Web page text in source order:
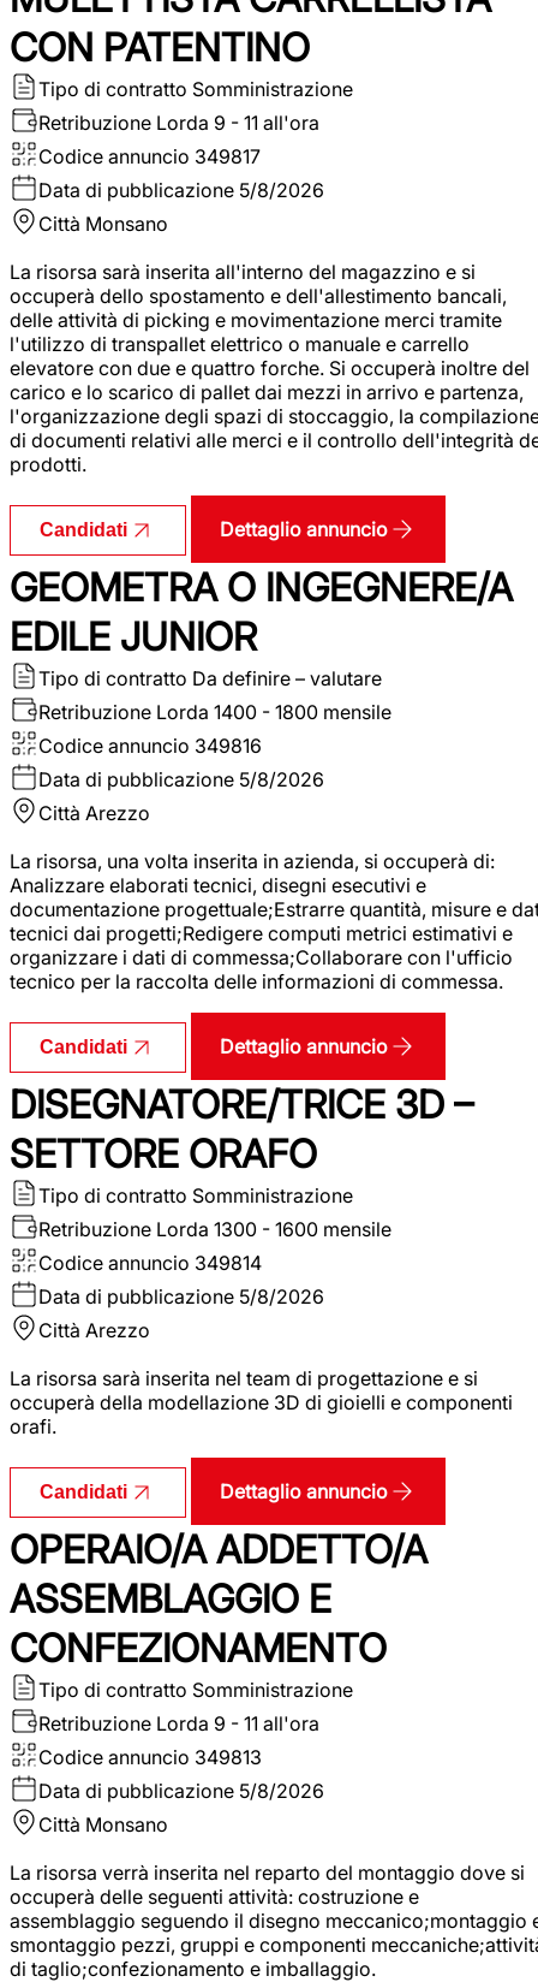
CON PATENTINO
Tipo di contratto Somministrazione
Retribuzione Lorda 9 - 11 all'ora
Codice annuncio 349817
Data di pubblicazione 5/8/2026
Città Monsano
La risorsa sarà inserita all'interno del magazzino e si
occuperà dello spostamento e dell'allestimento bancali,
delle attività di picking e movimentazione merci tramite
l'utilizzo di transpallet elettrico o manuale e carrello
elevatore con due e quattro forche. Si occuperà inoltre del
carico e lo scarico di pallet dai mezzi in arrivo e partenza,
l'organizzazione degli spazi di stoccaggio, la
di documenti relativi alle merci e il controllo dell'integrità
prodotti.
Candidati Dettaglio annuncio
GEOMETRA O INGEGNERE/A
EDILE JUNIOR
Tipo di contratto Da definire – valutare
Retribuzione Lorda 1400 - 1800 mensile
Codice annuncio 349816
Data di pubblicazione 5/8/2026
Città Arezzo
La risorsa, una volta inserita in azienda, si occuperà di:
Analizzare elaborati tecnici, disegni esecutivi e
documentazione progettuale;Estrarre quantità, misure e
tecnici dai progetti;Redigere computi metrici estimativi e
organizzare i dati di commessa;Collaborare con l'ufficio
tecnico per la raccolta delle informazioni di commessa.
Candidati Dettaglio annuncio
DISEGNATORE/TRICE 3D –
SETTORE ORAFO
Tipo di contratto Somministrazione
Retribuzione Lorda 1300 - 1600 mensile
Codice annuncio 349814
Data di pubblicazione 5/8/2026
Città Arezzo
La risorsa sarà inserita nel team di progettazione e si
occuperà della modellazione 3D di gioielli e componenti
orafi.
Candidati Dettaglio annuncio
OPERAIO/A ADDETTO/A
ASSEMBLAGGIO E
CONFEZIONAMENTO
Tipo di contratto Somministrazione
Retribuzione Lorda 9 - 11 all'ora
Codice annuncio 349813
Data di pubblicazione 5/8/2026
Città Monsano
La risorsa verrà inserita nel reparto del montaggio dove si
occuperà delle seguenti attività: costruzione e
assemblaggio seguendo il disegno meccanico;montaggio
smontaggio pezzi, gruppi e componenti
di taglio;confezionamento e imballaggio.